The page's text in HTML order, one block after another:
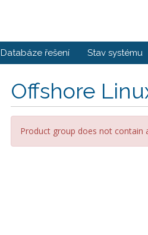
Databáze řešení Stav systému
Offshore
Product group does not contain